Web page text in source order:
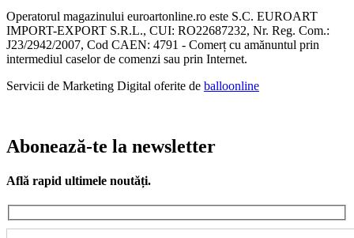
Operatorul magazinului euroartonline.ro este S.C. EUROART
IMPORT-EXPORT S.R.L., CUI: RO22687232, Nr. Reg. Com.:
J23/2942/2007, Cod CAEN: 4791 - Comerț cu amănuntul prin
intermediul caselor de comenzi sau prin Internet.
Servicii de Marketing Digital oferite de balloonline
Abonează-te la newsletter
Află rapid ultimele noutăți.